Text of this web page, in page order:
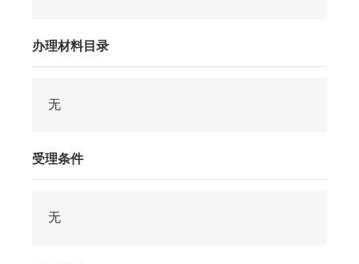
办理材料目录
无
受理条件
无